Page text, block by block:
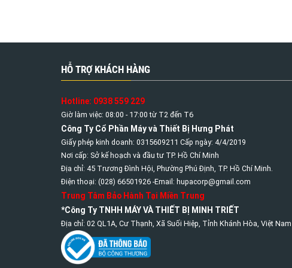
HỖ TRỢ KHÁCH HÀNG
Hotline: 0938 559 229
Giờ làm việc: 08:00 - 17:00 từ T2 đến T6
Công Ty Cổ Phần Máy và Thiết Bị Hưng Phát
Giấy phép kinh doanh: 0315609211 Cấp ngày: 4/4/2019
Nơi cấp: Sở kế hoạch và đầu tư TP. Hồ Chí Minh
Địa chỉ: 45 Trương Đình Hội, Phường Phú Định, TP. Hồ Chí Minh.
Điện thoại: (028) 66501926 -Email: hupacorp@gmail.com
Trung Tâm Bảo Hành Tại Miền Trung
*Công Ty TNHH MÁY VÀ THIẾT BỊ MINH TRIẾT
Địa chỉ: 02 QL1A, Cư Thạnh, Xã Suối Hiệp, Tỉnh Khánh Hòa, Việt Nam